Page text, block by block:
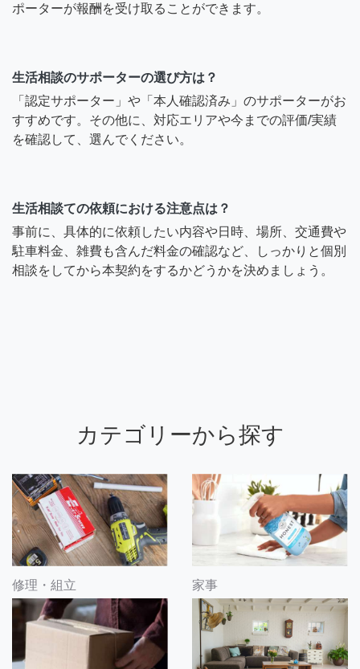
ポーターが報酬を受け取ることができます。
生活相談のサポーターの選び方は？
「認定サポーター」や「本人確認済み」のサポーターがお
すすめです。その他に、対応エリアや今までの評価/実績
を確認して、選んでください。
生活相談ての依頼における注意点は？
事前に、具体的に依頼したい内容や日時、場所、交通費や
駐車料金、雑費も含んだ料金の確認など、しっかりと個別
相談をしてから本契約をするかどうかを決めましょう。
カテゴリーから探す
修理・組立 家事